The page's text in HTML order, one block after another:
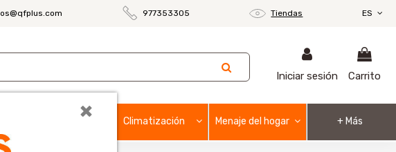
×
977353305 Tiendas ES
Iniciar sesión Carrito
Climatización Menaje del hogar + Más